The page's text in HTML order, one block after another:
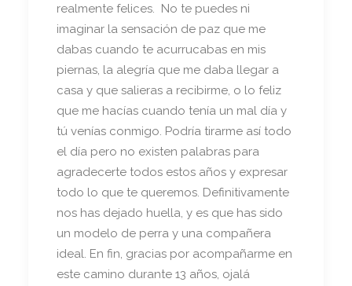
realmente felices. No te puedes ni
imaginar la sensación de paz que me
dabas cuando te acurrucabas en mis
piernas, la alegría que me daba llegar a
casa y que salieras a recibirme, o lo feliz
que me hacías cuando tenía un mal día y
tú venías conmigo. Podría tirarme así todo
el día pero no existen palabras para
agradecerte todos estos años y expresar
todo lo que te queremos. Definitivamente
nos has dejado huella, y es que has sido
un modelo de perra y una compañera
ideal. En fin, gracias por acompañarme en
este camino durante 13 años, ojalá